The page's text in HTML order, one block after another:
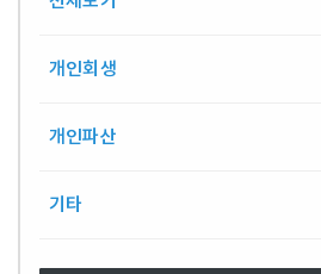
개인회생
개인파산
기타